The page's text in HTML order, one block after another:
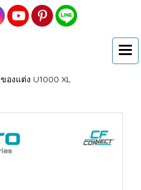
ของแต่ง U1000 XL